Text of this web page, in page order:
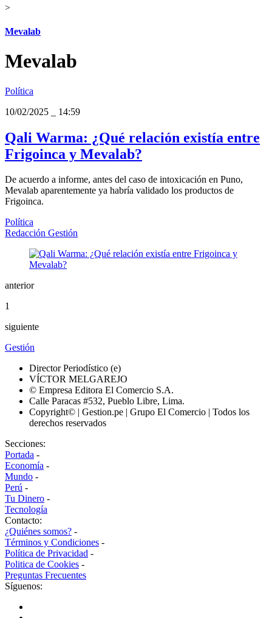
>
Mevalab
Mevalab
Política
10/02/2025
14:59
Qali Warma: ¿Qué relación existía entre
Frigoinca y Mevalab?
De acuerdo a informe, antes del caso de intoxicación en Puno,
Mevalab aparentemente ya habría validado los productos de
Frigoinca.
Política
Redacción Gestión
anterior
1
siguiente
Gestión
Director Periodístico (e)
VÍCTOR MELGAREJO
© Empresa Editora El Comercio S.A.
Calle Paracas #532, Pueblo Libre, Lima.
Copyright© | Gestion.pe | Grupo El Comercio | Todos los
derechos reservados
Secciones:
Portada -
Economía -
Mundo -
Perú -
Tu Dinero -
Tecnología
Contacto:
¿Quiénes somos? -
Términos y Condiciones -
Política de Privacidad -
Politica de Cookies -
Preguntas Frecuentes
Síguenos: